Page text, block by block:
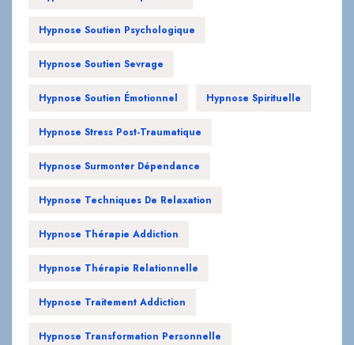
Hypnose Soutien Psychologique
Hypnose Soutien Sevrage
Hypnose Soutien Émotionnel Hypnose Spirituelle
Hypnose Stress Post-Traumatique
Hypnose Surmonter Dépendance
Hypnose Techniques De Relaxation
Hypnose Thérapie Addiction
Hypnose Thérapie Relationnelle
Hypnose Traitement Addiction
Hypnose Transformation Personnelle